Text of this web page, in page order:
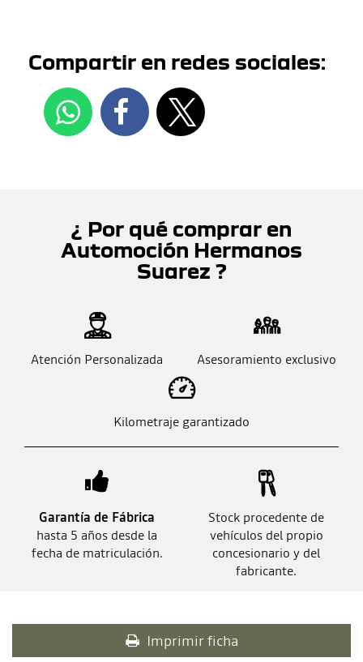
Compartir en redes sociales:
¿ Por qué comprar en
Automoción Hermanos
Suarez ?
Atención Personalizada Asesoramiento exclusivo
Kilometraje garantizado
Garantía de Fábrica
hasta 5 años desde la
fecha de matriculación.
Stock procedente de
vehículos del propio
concesionario y del
fabricante.
Imprimir ficha